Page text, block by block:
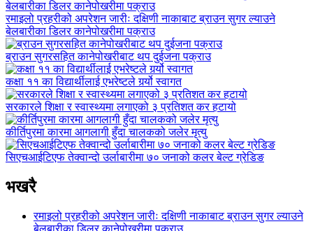
रमाइलो प्रहरीको अपरेशन जारीः दक्षिणी नाकाबाट ब्राउन सुगर ल्याउने
बेलबारीका डिलर कानेपोखरीमा पक्राउ
ब्राउन सुगरसहित कानेपोखरीबाट थप दुईजना पक्राउ
कक्षा ११ का विद्यार्थीलाई एभरेष्टले गर्र्यो स्वागत
सरकारले शिक्षा र स्वास्थ्यमा लगाएको ३ प्रतिशत कर हटायो
कीर्तिपुरमा कारमा आगलागी हुँदा चालकको जलेर मृत्यु
सिएचआईटिएफ तेक्वान्दो उर्लाबारीमा ७० जनाको कलर बेल्ट ग्रेडिङ
भखरै
रमाइलो प्रहरीको अपरेशन जारीः दक्षिणी नाकाबाट ब्राउन सुगर ल्याउने